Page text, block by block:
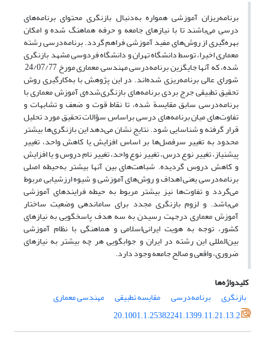
برنامه‌ریزان آموزشی همواره به‌دنبال بازنگری محتوای برنامه‌های
درسی می‌باشند تا با نیازهای جامعه و حرفه هماهنگ شده و امکان
بهره‌گیری از روش‌های مفید آموزشی فراهم گردد. برنامه‌درسی رشته
معماری اخیرا، توسط دانشگاه تهران و دانشگاه فردوسی مشهد بازنگری
شده، که آنها جایگزین برنامه‌درسی مهندسی معماری مورخ 24/07/77
شورای عالی برنامه‌ریزی شده‌اند. در این پژوهش با به‌کارگیری روش
تحقیق تطبیقی جرج بردی برنامه‌های بازنگری‌شده‌ی آموزش معماری با
برنامه‌درسی سابق مقایسة شده، تا نقاط قوت و ضعف و تشابهات و
تفاوت‌های میان برنامه‌های درسی براساس سؤالات تحقیق مورد تحلیل
قرار گرفته و شناسایی شود. نتایج نشان می‌دهد این بازنگری‌ها بیشتر
محدود به تغییر سرفصل‌ها بر اساس افزایش یا کاهش واحد، تغییر
پیشنیاز، تغییر نوع درس، تغییر نوع واحد، تغییر نام دروس و یا افزایش
و کاهش دروس گردیده. شباهت‌های بین آنها بیشتر به‌حیطه اصلی
برنامه‌درسی یعنی اهداف و روش‌های آموزشی و شیوه ارزشیابی مربوط
می‌گردد و تفاوت‌ها نیز بیشتر مربوط به حیطه فرایندهای آموزشی
می‌باشد. و لزوم بازنگری‌ مجدد برای ساماند‌هی وضعیت ساختار
آموزش معماری درجهت رسیدن به سه هدف پاسخگویی به نیازهای
کشور، توجه به هویت ایرانی‌اسلامی و هماهنگی با نظام آموزشی
بین‌المللی این رشته در ایران و جوابگویی هر چه بیشتر به نیازهای
ضروری، واقعی و صالح جامعه وجود دارد.
کلیدواژه‌ها
بازنگری
برنامه‌درسی مقایسه تطبیقی
مهندسی معماری
20.1001.1.25382241.1399.11.21.13.2